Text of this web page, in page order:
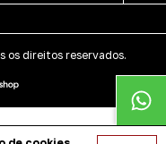
os direitos reservados.